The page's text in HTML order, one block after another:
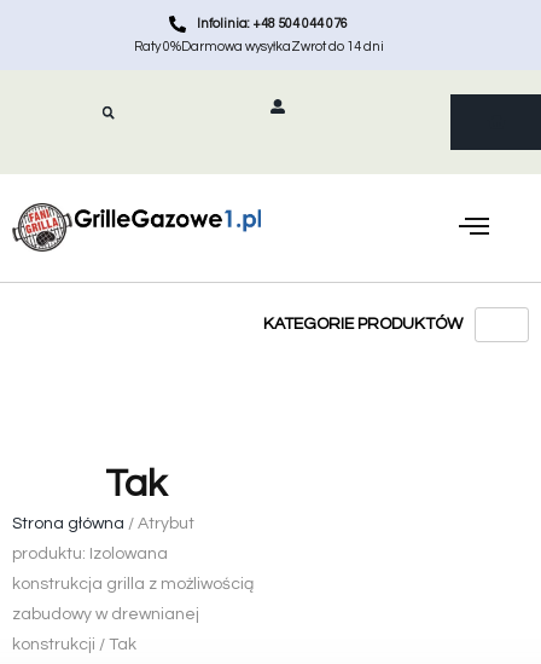
Infolinia: +48 504 044 076
Raty 0%Darmowa wysyłkaZwrot do 14 dni
Tak
Strona główna / Atrybut
produktu: Izolowana
konstrukcja grilla z możliwością
zabudowy w drewnianej
konstrukcji / Tak